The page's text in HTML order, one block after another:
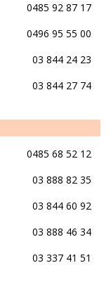
0485 92 87 17
0496 95 55 00
03 844 24 23
03 844 27 74
0485 68 52 12
03 888 82 35
03 844 60 92
03 888 46 34
03 337 41 51